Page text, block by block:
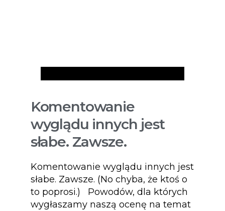
Komentowanie
wyglądu innych jest
słabe. Zawsze.
Komentowanie wyglądu innych jest
słabe. Zawsze. (No chyba, że ktoś o
to poprosi.) Powodów, dla których
wygłaszamy naszą ocenę na temat